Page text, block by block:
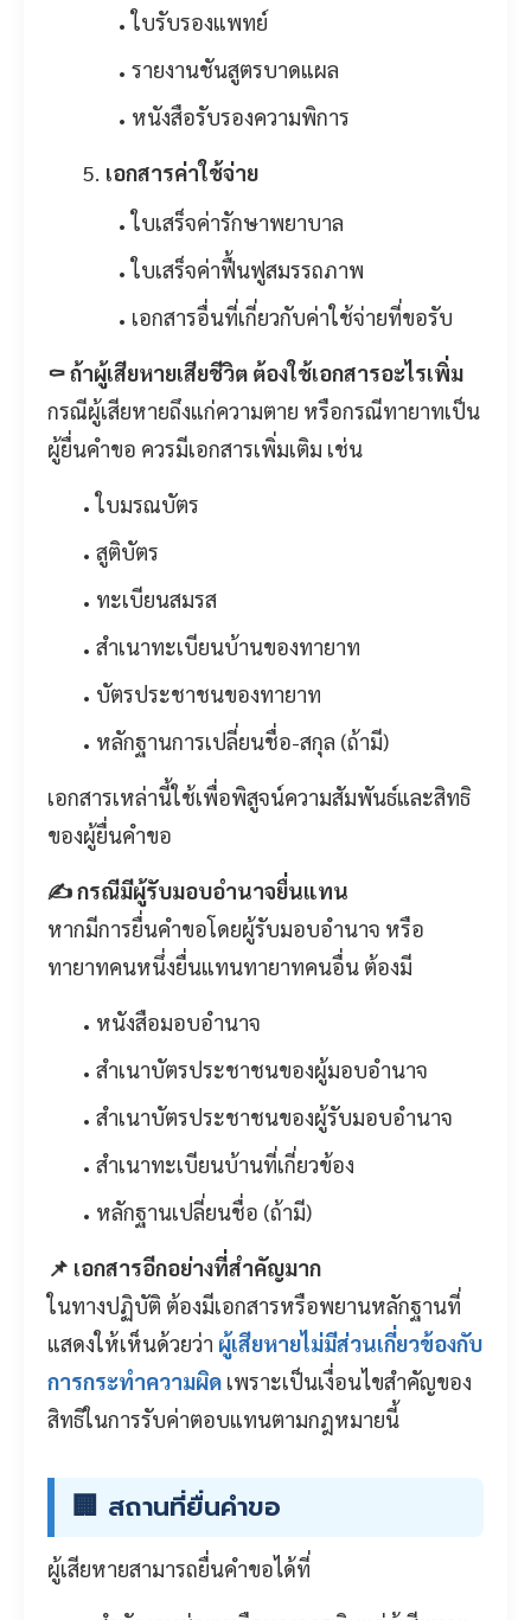
ใบรับรองแพทย์
รายงานชันสูตรบาดแผล
หนังสือรับรองความพิการ
เอกสารค่าใช้จ่าย
ใบเสร็จค่ารักษาพยาบาล
ใบเสร็จค่าฟื้นฟูสมรรถภาพ
เอกสารอื่นที่เกี่ยวกับค่าใช้จ่ายที่ขอรับ
⚰️ ถ้าผู้เสียหายเสียชีวิต ต้องใช้เอกสารอะไรเพิ่ม
กรณีผู้เสียหายถึงแก่ความตาย หรือกรณีทายาทเป็น
ผู้ยื่นคำขอ ควรมีเอกสารเพิ่มเติม เช่น
ใบมรณบัตร
สูติบัตร
ทะเบียนสมรส
สำเนาทะเบียนบ้านของทายาท
บัตรประชาชนของทายาท
หลักฐานการเปลี่ยนชื่อ-สกุล (ถ้ามี)
เอกสารเหล่านี้ใช้เพื่อพิสูจน์ความสัมพันธ์และสิทธิ
ของผู้ยื่นคำขอ
✍️ กรณีมีผู้รับมอบอำนาจยื่นแทน
หากมีการยื่นคำขอโดยผู้รับมอบอำนาจ หรือ
ทายาทคนหนึ่งยื่นแทนทายาทคนอื่น ต้องมี
หนังสือมอบอำนาจ
สำเนาบัตรประชาชนของผู้มอบอำนาจ
สำเนาบัตรประชาชนของผู้รับมอบอำนาจ
สำเนาทะเบียนบ้านที่เกี่ยวข้อง
หลักฐานเปลี่ยนชื่อ (ถ้ามี)
📌 เอกสารอีกอย่างที่สำคัญมาก
ในทางปฏิบัติ ต้องมีเอกสารหรือพยานหลักฐานที่
แสดงให้เห็นด้วยว่า ผู้เสียหายไม่มีส่วนเกี่ยวข้องกับ
การกระทำความผิด เพราะเป็นเงื่อนไขสำคัญของ
สิทธิในการรับค่าตอบแทนตามกฎหมายนี้
🏢 สถานที่ยื่นคำขอ
ผู้เสียหายสามารถยื่นคำขอได้ที่